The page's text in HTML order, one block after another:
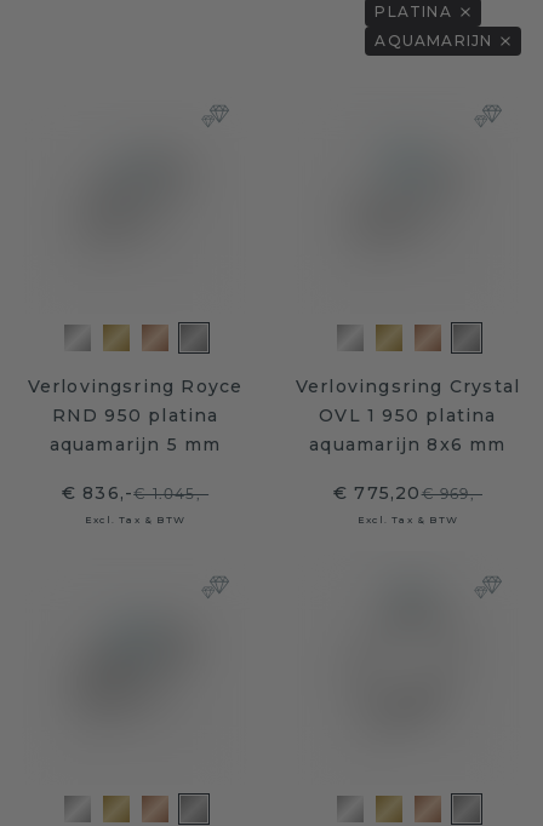
PLATINA
AQUAMARIJN
Verlovingsring Royce
RND 950 platina
aquamarijn 5 mm
€ 836,-€ 1.045,-
Excl. Tax & BTW
Verlovingsring Crystal
OVL 1 950 platina
aquamarijn 8x6 mm
€ 775,20€ 969,-
Excl. Tax & BTW